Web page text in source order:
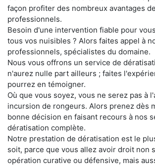
façon profiter des nombreux avantages
professionnels.
Besoin d'une intervention fiable pour
tous vos nuisibles ? Alors faites appel à
professionnels, spécialistes du domaine.
Nous vous offrons un service de
n'aurez nulle part ailleurs ; faites
pourrez en témoigner.
Où que vous soyez, vous ne serez pas à
incursion de rongeurs. Alors prenez dès
bonne décision en faisant recours à nos
dératisation complète.
Notre prestation de dératisation est le
soit, parce que vous allez avoir droit non
opération curative ou défensive, mais